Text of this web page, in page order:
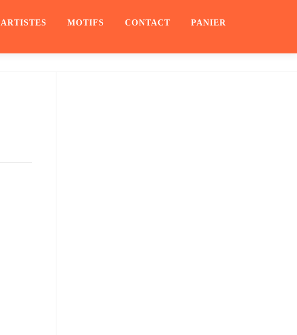
ARTISTES MOTIFS CONTACT PANIER